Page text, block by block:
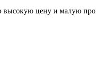
цену и малую